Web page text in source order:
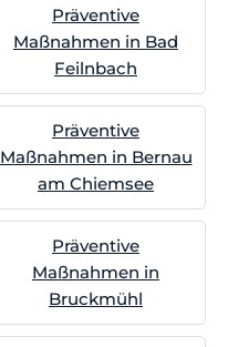
Präventive
Maßnahmen in Bad
Feilnbach
Präventive
Maßnahmen in Bernau
am Chiemsee
Präventive
Maßnahmen in
Bruckmühl